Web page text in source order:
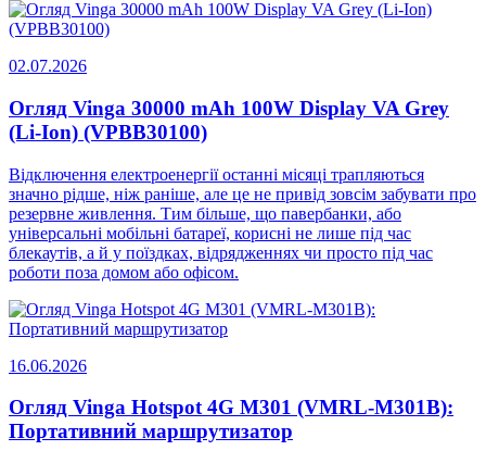
02.07.2026
Огляд Vinga 30000 mAh 100W Display VA Grey
(Li-Ion) (VPBB30100)
Відключення електроенергії останні місяці трапляються
значно рідше, ніж раніше, але це не привід зовсім забувати про
резервне живлення. Тим більше, що павербанки, або
універсальні мобільні батареї, корисні не лише під час
блекаутів, а й у поїздках, відрядженнях чи просто під час
роботи поза домом або офісом.
16.06.2026
Огляд Vinga Hotspot 4G M301 (VMRL-M301B):
Портативний маршрутизатор